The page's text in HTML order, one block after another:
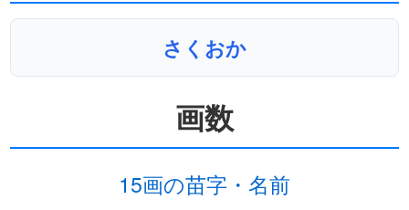
さくおか
画数
15画の苗字・名前